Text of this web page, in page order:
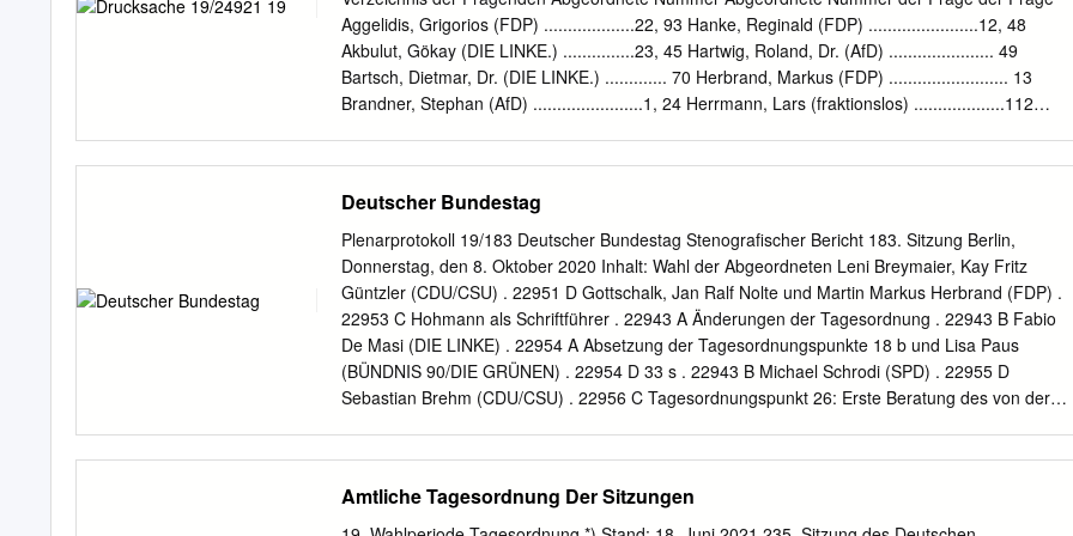
25 Ausschuss für Verkehr und digitale Infrastruktur Mitglieder des Ausschusses Ordentliche
Mitglieder Stellvertretende Mitglieder CDU/CSU Behrens (Börde), Manfred Damerow, Astrid
Bellmann, Veronika Erndl, Thomas Donth, Michael Koeppen, Jens Holmeier, Karl Lange, Ulrich
Jarzombek, Thomas Lips, Patricia Oßner, Florian Möring, Karsten Ploß, Dr. Christoph Müller
Kai Uhl, Markus Whittaker, Kai SPD Burkert, Martin Bartol, Sören Herzog, Gustav De Ridder, Dr.
Aggelidis, Grigorios (FDP) ...................22, 93 Hanke, Reginald (FDP) .......................12, 48
Akbulut, Gökay (DIE LINKE.) ...............23, 45 Hartwig, Roland, Dr. (AfD) ...................... 49
Bartsch, Dietmar, Dr. (DIE LINKE.) ............. 70 Herbrand, Markus (FDP) ......................... 13
Brandner, Stephan (AfD) .......................1, 24 Herrmann, Lars (fraktionslos) ...................112
LINKE.) ........46, 47, 52 Höchst, Nicole (AfD) ............................ 71 Buschmann, Marco, Dr. (FDP)
................... 53 Hoffmann, Bettina, Dr. Cezanne, Jörg (DIE LINKE.) ...................4, 5 (BÜNDNIS
90/DIE GRÜNEN) ............. 72, 123 Dassler, Britta Katharina (FDP) .................. 25 Hoffmann,
Christoph, Dr. (FDP) ................132 De Masi, Fabio (DIE LINKE.) .....................6 Huber,
(AfD) .......................... 15 Dürr, Christian (FDP) .........................97, 98 Hunko, Andrej (DIE
LINKE.) .................... 82 Ernst, Klaus (DIE
Deutscher Bundestag
Plenarprotokoll 19/183 Deutscher Bundestag Stenografischer Bericht 183. Sitzung Berlin,
Donnerstag, den 8. Oktober 2020 Inhalt: Wahl der Abgeordneten Leni Breymaier, Kay Fritz
Güntzler (CDU/CSU) . 22951 D Gottschalk, Jan Ralf Nolte und Martin Markus Herbrand (FDP) .
22953 C Hohmann als Schriftführer . 22943 A Änderungen der Tagesordnung . 22943 B Fabio
De Masi (DIE LINKE) . 22954 A Absetzung der Tagesordnungspunkte 18 b und Lisa Paus
(BÜNDNIS 90/DIE GRÜNEN) . 22954 D 33 s . 22943 B Michael Schrodi (SPD) . 22955 D
Sebastian Brehm (CDU/CSU) . 22956 C Tagesordnungspunkt 26: Erste Beratung des von der
Stärkung der Proportiona- terer Abgeordneter und der Fraktion der AfD: lität im Bankensektor
(Risikoreduzierungs- Inländische Arbeitskräfte zuerst – Falsche gesetz – RiG)
Amtliche Tagesordnung Der Sitzungen